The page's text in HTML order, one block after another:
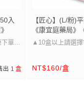
入
單唷
出 1 盒
【匠心】(L/粉)
《康宜庭藥局》
▲10盒以上請選
口罩大小可以參
NT$160/盒